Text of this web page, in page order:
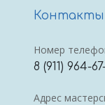
Контакты
Номер
8 (911) 964-
Адрес